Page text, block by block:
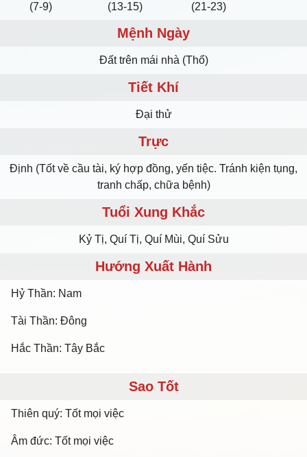
(7-9)
(13-15)
(21-23)
Mệnh Ngày
Ðất trên mái nhà (Thổ)
Tiết Khí
Đại thử
Trực
Định (Tốt về cầu tài, ký hợp đồng, yến tiệc. Tránh kiện tụng,
tranh chấp, chữa bệnh)
Tuổi Xung Khắc
Kỷ Tị, Quí Tị, Quí Mùi, Quí Sửu
Hướng Xuất Hành
Hỷ Thần: Nam
Tài Thần: Đông
Hắc Thần: Tây Bắc
Sao Tốt
Thiên quý: Tốt mọi việc
Âm đức: Tốt mọi việc